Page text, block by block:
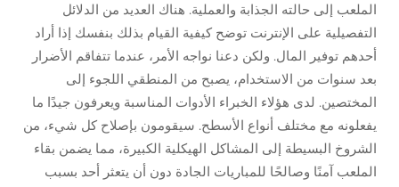
الملعب إلى حالته الجذابة والعملية. هناك العديد من الدلائل
التفصيلية على الإنترنت توضح كيفية القيام بذلك بنفسك إذا أراد
أحدهم توفير المال. ولكن دعنا نواجه الأمر، عندما تتفاقم الأضرار
بعد سنوات من الاستخدام، يصبح من المنطقي اللجوء إلى
المختصين. لدى هؤلاء الخبراء الأدوات المناسبة ويعرفون جيدًا ما
يفعلونه مع مختلف أنواع الأسطح. سيقومون بإصلاح كل شيء، من
الشروخ البسيطة إلى المشاكل الهيكلية الكبيرة، مما يضمن بقاء
الملعب آمنًا وصالحًا للمباريات الجادة دون أن يتعثر أحد بسبب